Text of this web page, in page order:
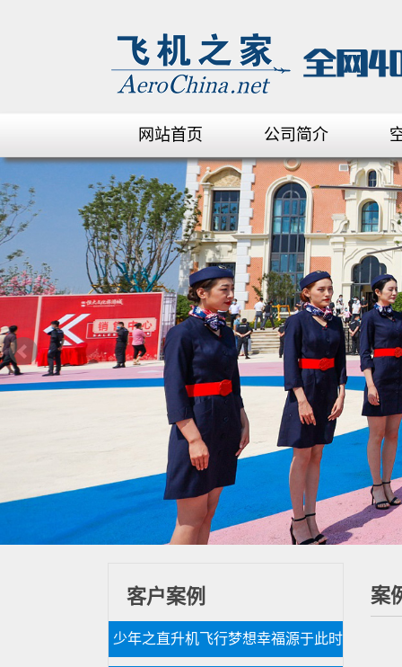
网站首页 公司简介
案
客户案例
少年之直升机飞行梦想幸福源于此时